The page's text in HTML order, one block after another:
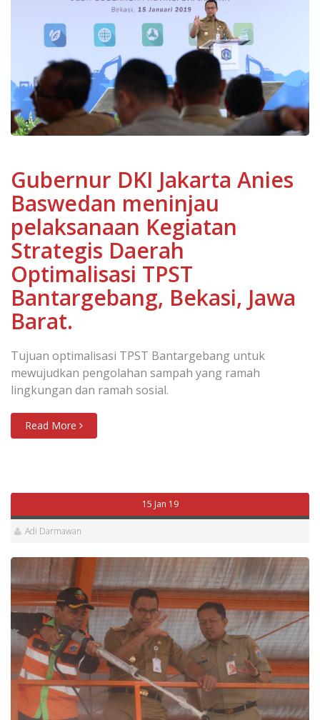
Gubernur DKI Jakarta Anies
Baswedan meninjau
pelaksanaan Kegiatan
Strategis Daerah
Optimalisasi TPST
Bantargebang, Bekasi, Jawa
Barat.
Tujuan optimalisasi TPST Bantargebang untuk
mewujudkan pengolahan sampah yang ramah
lingkungan dan ramah sosial.
Read More
15 Jan 19
Adi Darmawan